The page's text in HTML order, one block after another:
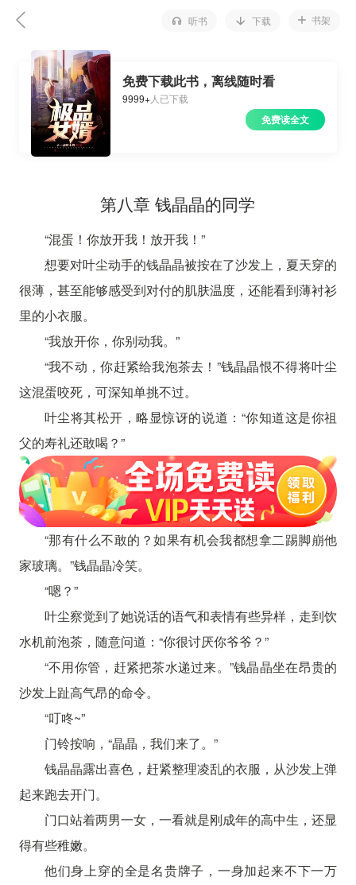
听书 下载 书架
免费下载此书，离线随时看
9999+人已下载
免费读全文
第八章 钱晶晶的同学
“混蛋！你放开我！放开我！”
想要对叶尘动手的钱晶晶被按在了沙发上，夏天穿的
很薄，甚至能够感受到对付的肌肤温度，还能看到薄衬衫
里的小衣服。
“我放开你，你别动我。”
“我不动，你赶紧给我泡茶去！”钱晶晶恨不得将叶尘
这混蛋咬死，可深知单挑不过。
叶尘将其松开，略显惊讶的说道：“你知道这是你祖
父的寿礼还敢喝？”
“那有什么不敢的？如果有机会我都想拿二踢脚崩他
家玻璃。”钱晶晶冷笑。
“嗯？”
叶尘察觉到了她说话的语气和表情有些异样，走到饮
水机前泡茶，随意问道：“你很讨厌你爷爷？”
“不用你管，赶紧把茶水递过来。”钱晶晶坐在昂贵的
沙发上趾高气昂的命令。
“叮咚~”
门铃按响，“晶晶，我们来了。”
钱晶晶露出喜色，赶紧整理凌乱的衣服，从沙发上弹
起来跑去开门。
门口站着两男一女，一看就是刚成年的高中生，还显
得有些稚嫩。
他们身上穿的全是名贵牌子，一身加起来不下一万